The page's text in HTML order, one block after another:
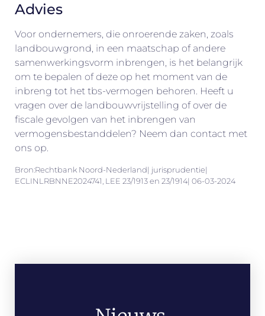
Advies
Voor ondernemers, die onroerende zaken, zoals
landbouwgrond, in een maatschap of andere
samenwerkingsvorm inbrengen, is het belangrijk
om te bepalen of deze op het moment van de
inbreng tot het tbs-vermogen behoren. Heeft u
vragen over de landbouwvrijstelling of over de
fiscale gevolgen van het inbrengen van
vermogensbestanddelen? Neem dan contact met
ons op.
Bron:Rechtbank Noord-Nederland| jurisprudentie|
ECLINLRBNNE2024741, LEE 23/1913 en 23/1914| 06-03-2024